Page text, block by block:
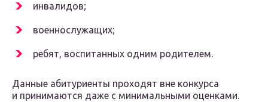
инвалидов;
военнослужащих;
ребят, воспитанных одним родителем.
Данные абитуриенты проходят вне конкурса
и принимаются даже с минимальными оценками.